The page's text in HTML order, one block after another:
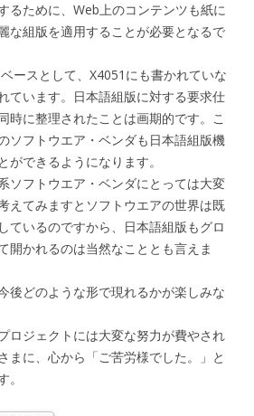
るために、Web上のコンテンツも紙に
な組版を適用することが必要となるで
ースとして、X4051にも書かれていな
ています。日本語組版に対する要求仕
時に整理されたことは画期的です。こ
ソフトウエア・ベンダも日本語組版機
ができるようになります。
ソフトウエア・ベンダにとっては大変
えてみますとソフトウエアの世界は既
ているのですから、日本語組版もグロ
開かれるのは当然なこととも言えま
後どのような形で現れるかが楽しみな
ロジェクトには大変な努力が費やされ
まに、心から「ご苦労様でした。」と